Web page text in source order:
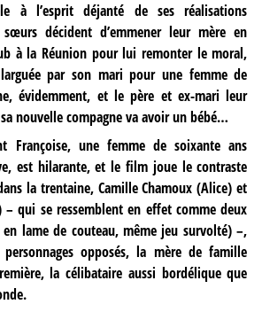
à l’esprit déjanté de ses réalisations
décident d’emmener leur mère en
à la Réunion pour lui remonter le moral,
par son mari pour une femme de
évidemment, et le père et ex-mari leur
nouvelle compagne va avoir un bébé…
Françoise, une femme de soixante ans
est hilarante, et le film joue le contraste
la trentaine, Camille Chamoux (Alice) et
– qui se ressemblent en effet comme deux
lame de couteau, même jeu survolté) –,
opposés, la mère de famille
la célibataire aussi bordélique que